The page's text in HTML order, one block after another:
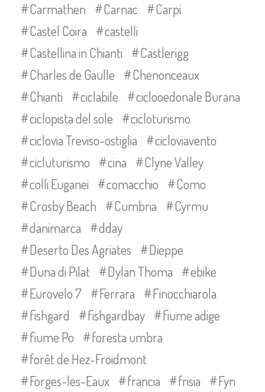
Carmathen
Carnac
Carpi
Castel Coira
castelli
Castellina in Chianti
Castlerigg
Charles de Gaulle
Chenonceaux
Chianti
ciclabile
ciclooedonale Burana
ciclopista del sole
cicloturismo
ciclovia Treviso-ostiglia
cicloviavento
cicluturismo
cina
Clyne Valley
colli Euganei
comacchio
Como
Crosby Beach
Cumbria
Cyrmu
danimarca
dday
Deserto Des Agriates
Dieppe
Duna di Pilat
Dylan Thoma
ebike
Eurovelo 7
Ferrara
Finocchiarola
fishgard
fishgardbay
fiume adige
fiume Po
foresta umbra
forêt de Hez-Froidmont
Forges-les-Eaux
francia frisia Fyn